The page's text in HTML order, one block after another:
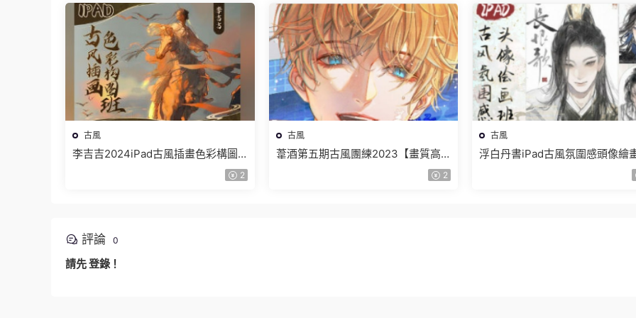
古風
李吉吉2024iPad古風插畫色彩構圖
2
古風
葦酒第五期古風團練2023【畫質高
2
古風
浮白丹書iPad古風氛圍感頭像繪
評論 0
請先登錄 ！